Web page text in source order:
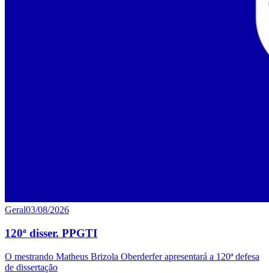
Geral03/08/2026
120ª disser. PPGTI
O mestrando Matheus Brizola Oberderfer apresentará a 120ª defesa
de dissertação